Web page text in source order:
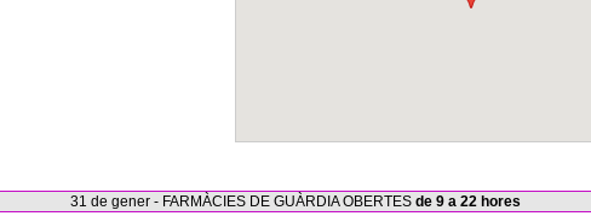
31 de gener - FARMÀCIES DE GUÀRDIA OBERTES de 9 a 22 hores